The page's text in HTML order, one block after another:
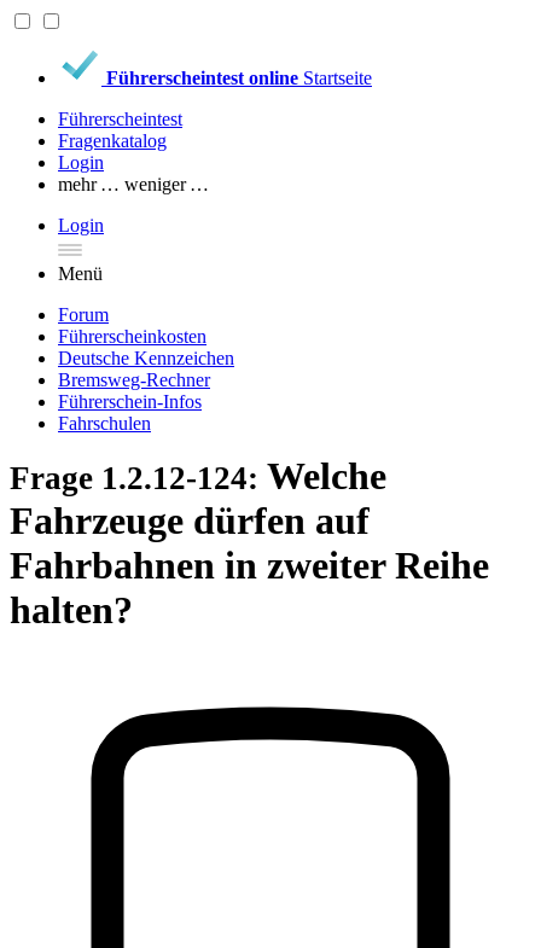
Führerscheintest online Startseite
Führerscheintest
Fragenkatalog
Login
mehr … weniger …
Login
Menü
Forum
Führerscheinkosten
Deutsche Kennzeichen
Bremsweg-Rechner
Führerschein-Infos
Fahrschulen
Frage 1.2.12-124: Welche
Fahrzeuge dürfen auf
Fahrbahnen in zweiter Reihe
halten?